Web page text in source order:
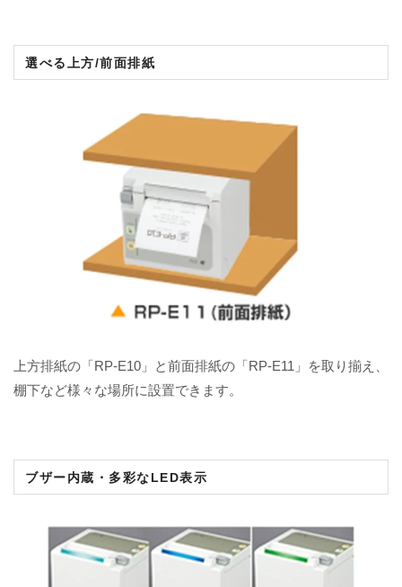
選べる上方/前面排紙
上方排紙の「RP-E10」と前面排紙の「RP-E11」を取り揃え、
棚下など様々な場所に設置できます。
ブザー内蔵・多彩なLED表示